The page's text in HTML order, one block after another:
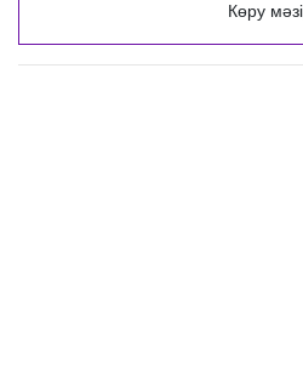
Көру